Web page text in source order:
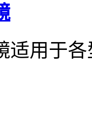
适用于